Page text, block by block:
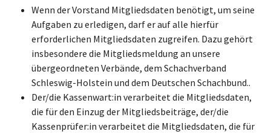
Wenn der Vorstand Mitgliedsdaten benötigt, um seine
Aufgaben zu erledigen, darf er auf alle hierfür
erforderlichen Mitgliedsdaten zugreifen. Dazu gehört
insbesondere die Mitgliedsmeldung an unsere
übergeordneten Verbände, dem Schachverband
Schleswig-Holstein und dem Deutschen Schachbund..
Der/die Kassenwart:in verarbeitet die Mitgliedsdaten,
die für den Einzug der Mitgliedsbeiträge, der/die
Kassenprüfer:in verarbeitet die Mitgliedsdaten, die für